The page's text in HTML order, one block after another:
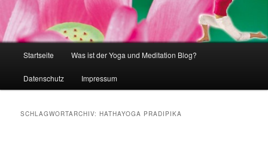
Startseite Was ist der Yoga und Meditation Blog?
Datenschutz Impressum
SCHLAGWORTARCHIV:HATHAYOGA PRADIPIKA